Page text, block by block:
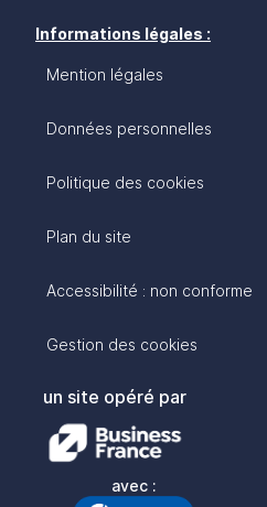
Informations légales :
Mention légales
Données personnelles
Politique des cookies
Plan du site
Accessibilité : non conforme
Gestion des cookies
un site opéré par
avec :